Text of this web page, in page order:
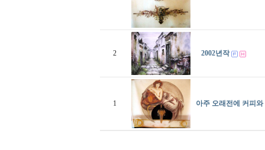
2 2002년작
1 아주 오래전에 커피